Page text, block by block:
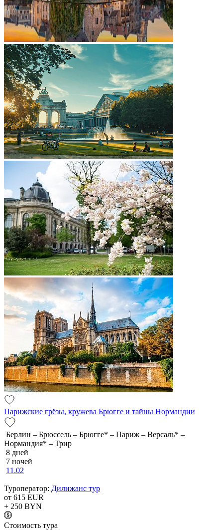
Парижские грёзы, кружева Брюгге и тайны Нормандии
Берлин – Брюссель – Брюгге* – Париж – Версаль* –
Нормандия* – Трир
8 дней
7 ночей
11.02
Туроператор: Дилижанс тур
от 615 EUR
+ 250 BYN
Cтоимость тура